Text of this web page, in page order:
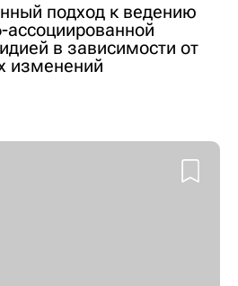
подход к ведению
в зависимости от
изменений